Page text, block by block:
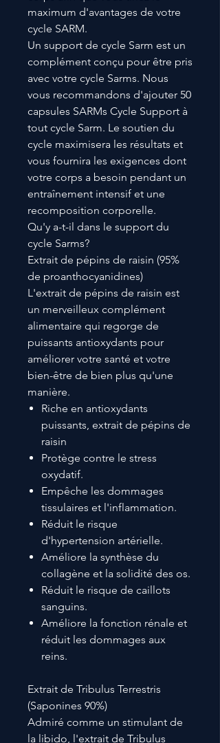
maximum d'avantages de votre
cycle SARM.
Un support de cycle Sarm est un
complément conçu pour être pris
avec votre cycle Sarms. Nous
vous recommandons d'ajouter 50
capsules SARMs Cycle Support à
tout cycle Sarm. Le soutien du
cycle maximisera les résultats et
vous fournira les exigences dont
votre corps a besoin pendant un
entraînement intensif et une
recomposition corporelle.
Qu'y a-t-il dans le support du
cycle Sarms?
Extrait de pépins de raisin (95%
de proanthocyanidines)
L'extrait de pépins de raisin est
un merveilleux complément
alimentaire qui regorge de
puissants antioxydants pour
améliorer votre santé et votre
bien-être de bien plus qu'une
manière.
Riche en antioxydants
puissants, extrait de pépins de
raisin
Protège contre le stress
oxydatif.
Empêche les dommages
tissulaires et l'inflammation.
Réduit le risque
d'hypertension artérielle.
Améliore la synthèse du
collagène et la solidité des os.
Réduit le risque de caillots
sanguins.
Améliore la fonction rénale et
réduit les dommages aux
reins.
Extrait de Tribulus Terrestris
(Saponines 90%)
Admiré comme un stimulant de
la libido, l'extrait de Tribulus